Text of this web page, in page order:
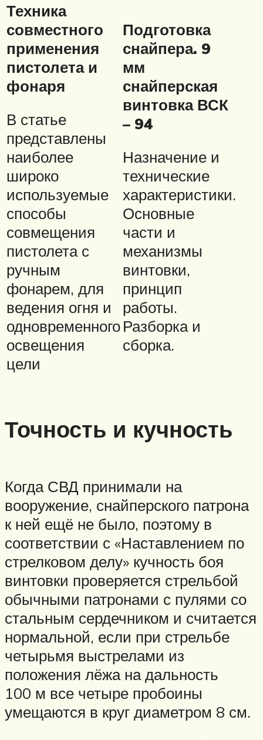
Техника
совместного
применения
пистолета и
фонаря
В статье
представлены
наиболее
широко
используемые
способы
совмещения
пистолета с
ручным
фонарем, для
ведения огня и
одновременного
освещения
цели
Подготовка
снайпера. 9
мм
снайперская
винтовка ВСК
– 94
Назначение и
технические
характеристики.
Основные
части и
механизмы
винтовки,
принцип
работы.
Разборка и
сборка.
Точность и кучность
Когда СВД принимали на
вооружение, снайперского патрона
к ней ещё не было, поэтому в
соответствии с «Наставлением по
стрелковом делу» кучность боя
винтовки проверяется стрельбой
обычными патронами с пулями со
стальным сердечником и считается
нормальной, если при стрельбе
четырьмя выстрелами из
положения лёжа на дальность
100 м все четыре пробоины
умещаются в круг диаметром 8 см.